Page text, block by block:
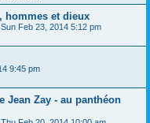
hommes et dieux
Sun Feb 23, 2014 5:12 pm
9:45 pm
Jean Zay - au panthéon